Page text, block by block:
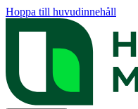
Hoppa till huvudinnehåll